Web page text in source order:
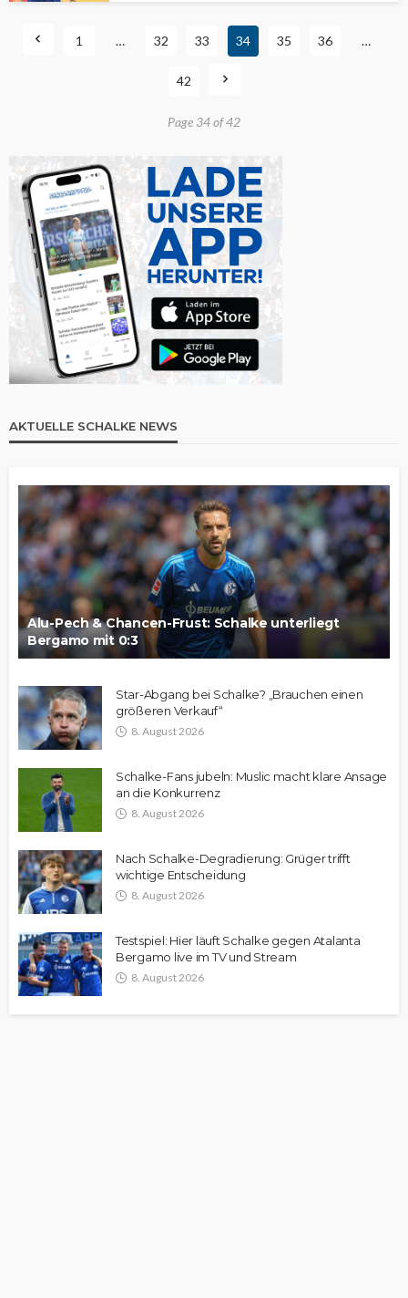
1 … 32 33 34 35 36 …
42
Page 34 of 42
AKTUELLE SCHALKE NEWS
Alu-Pech & Chancen-Frust: Schalke unterliegt
Bergamo mit 0:3
Star-Abgang bei Schalke? „Brauchen einen
größeren Verkauf“
8. August 2026
Schalke-Fans jubeln: Muslic macht klare Ansage
an die Konkurrenz
8. August 2026
Nach Schalke-Degradierung: Grüger trifft
wichtige Entscheidung
8. August 2026
Testspiel: Hier läuft Schalke gegen Atalanta
Bergamo live im TV und Stream
8. August 2026